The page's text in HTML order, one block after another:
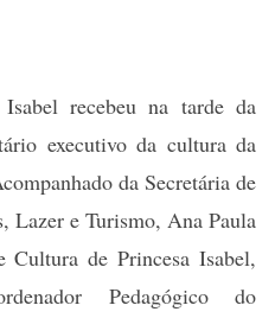
recebeu na tarde da
executivo da cultura da
da Secretária de
Lazer e Turismo, Ana Paula
de Princesa Isabel,
Pedagógico do